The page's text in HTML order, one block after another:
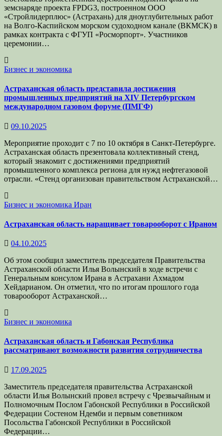
земснаряде проекта FPDG3, построенном ООО
«Стройлидерплюс» (Астрахань) для дноуглубительных работ
на Волго‑Каспийском морском судоходном канале (ВКМСК) в
рамках контракта с ФГУП «Росморпорт». Участников
церемонии…
Бизнес и экономика
Астраханская область представила достижения
промышленных предприятий на XIV Петербургском
международном газовом форуме (ПМГФ)
09.10.2025
Мероприятие проходит с 7 по 10 октября в Санкт-Петербурге.
Астраханская область презентовала коллективный стенд,
который знакомит с достижениями предприятий
промышленного комплекса региона для нужд нефтегазовой
отрасли. «Стенд организован правительством Астраханской…
Бизнес и экономика Иран
Астраханская область наращивает товарооборот с Ираном
04.10.2025
Об этом сообщил заместитель председателя Правительства
Астраханской области Илья Волынский в ходе встречи с
Генеральным консулом Ирана в Астрахани Ахмадом
Хейдарианом. Он отметил, что по итогам прошлого года
товарооборот Астраханской…
Бизнес и экономика
Астраханская область и Габонская Республика
рассматривают возможности развития сотрудничества
17.09.2025
Заместитель председателя правительства Астраханской
области Илья Волынский провел встречу с Чрезвычайным и
Полномочным Послом Габонской Республики в Российской
Федерации Состеном Ндемби и первым советником
Посольства Габонской Республики в Российской
Федерации…